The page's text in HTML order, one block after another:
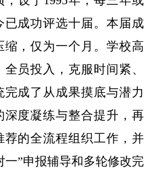
已成功评选十届。本届成
，仅为一个月。学校高
员投入，克服时间紧、
成了从成果摸底与潜力
度凝练与整合提升，再
的全流程组织工作，并
一”申报辅导和多轮修改完